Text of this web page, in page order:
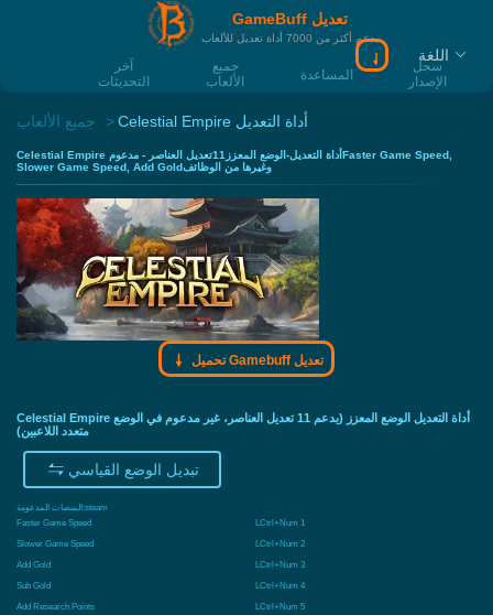
GameBuff تعديل
يدعم أكثر من 7000 أداة تعديل للألعاب
آخر
التحديثات
جميع
الألعاب
المساعدة
سجل
الإصدار
اللغة
جميع الألعاب Celestial Empire أداة التعديل
Celestial Empire أداة التعديل-الوضع المعزز11تعديل العناصر - مدعومFaster Game Speed,
Slower Game Speed, Add Goldوغيرها من الوظائف
تحميل Gamebuff تعديل
Celestial Empire أداة التعديل الوضع المعزز (يدعم 11 تعديل العناصر، غير مدعوم في الوضع
متعدد اللاعبين)
تبديل الوضع القياسي
المنصات المدعومة:steam
Faster Game Speed
LCtrl+Num 1
Slower Game Speed
LCtrl+Num 2
Add Gold
LCtrl+Num 3
Sub Gold
LCtrl+Num 4
Add Research Points
LCtrl+Num 5